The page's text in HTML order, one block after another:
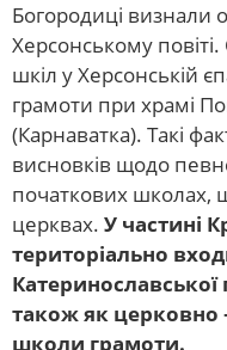
Богородиці визнали
Херсонському
шкіл у Херсонській
грамоти при храмі
(Карнаватка). Такі
висновків щодо
початкових школах,
церквах. У частині
територіально
Катеринославської
також як церковно
школи грамоти.